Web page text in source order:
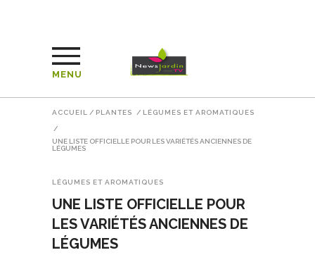
MENU
ACCUEIL / PLANTES / LÉGUMES ET AROMATIQUES
/
UNE LISTE OFFICIELLE POUR LES VARIÉTÉS ANCIENNES DE
LÉGUMES
LÉGUMES ET AROMATIQUES
UNE LISTE OFFICIELLE POUR
LES VARIÉTÉS ANCIENNES DE
LÉGUMES